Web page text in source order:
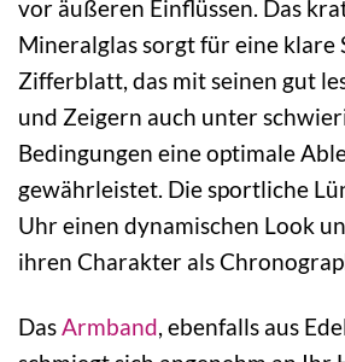
vor äußeren Einflüssen. Das
Mineralglas sorgt für eine klare
Zifferblatt, das mit seinen gut
und Zeigern auch unter
Bedingungen eine optimale
gewährleistet. Die sportliche
Uhr einen dynamischen Look
ihren Charakter als
DasArmband, ebenfalls aus